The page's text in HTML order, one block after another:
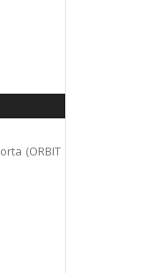
(ORBIT